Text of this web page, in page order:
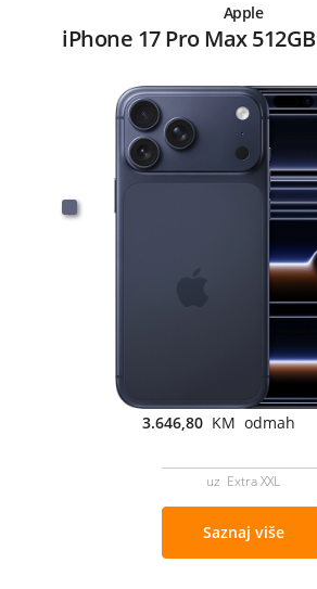
Apple
iPhone 17 Pro Max
3.646,80 KM odmah
uz Extra XXL
Saznaj više